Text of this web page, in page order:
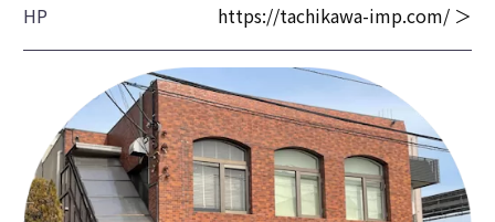
HP https://tachikawa-imp.com/ ＞